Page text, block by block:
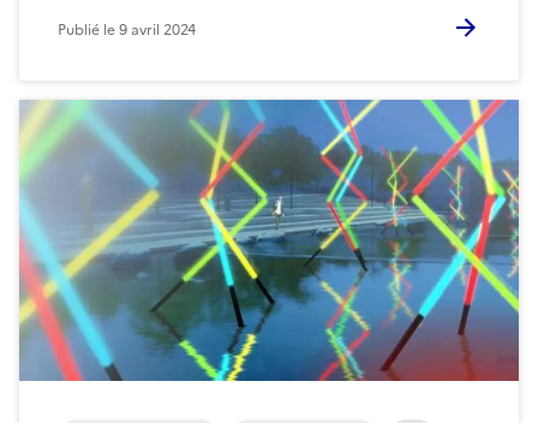
Publié le9 avril 2024